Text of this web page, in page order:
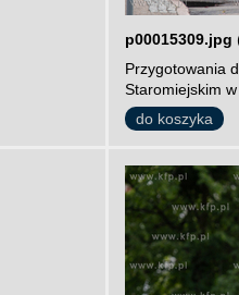
p00015309.jpg
Przygotowania
Staromiejskim
do koszyka